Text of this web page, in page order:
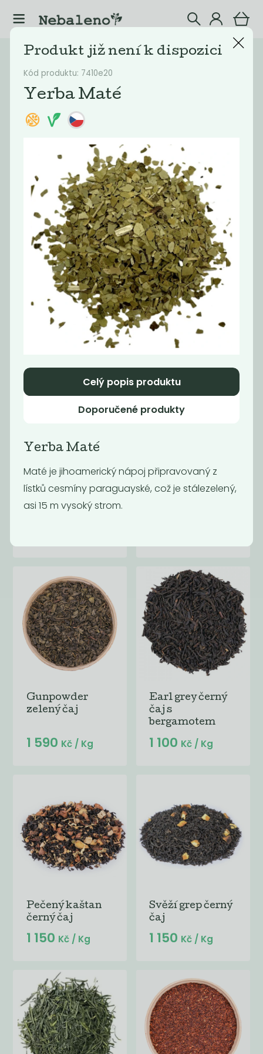
Katalog Potraviny
Filtrovat produkty
Káva -
Supercrema
espresso No.1
/ Kg
Káva - Brazil
Cerrado Dulce
1 490
Ovocný čaj Yuzu
Gunpowder
zelený čaj
1 590 Kč / Kg
Earl grey černý
čaj s
bergamotem
1 100 Kč / Kg
Pečený kaštan
černý čaj
1 150 Kč / Kg
Svěží grep černý
čaj
1 150 Kč / Kg
Kód produktu: 7410e20
Yerba Maté
Produkt již není k dispozici
Celý popis produktu
Doporučené produkty
Yerba Maté
Maté je jihoamerický nápoj připravovaný z
lístků cesmíny paraguayské, což je stálezelený,
asi 15 m vysoký strom.